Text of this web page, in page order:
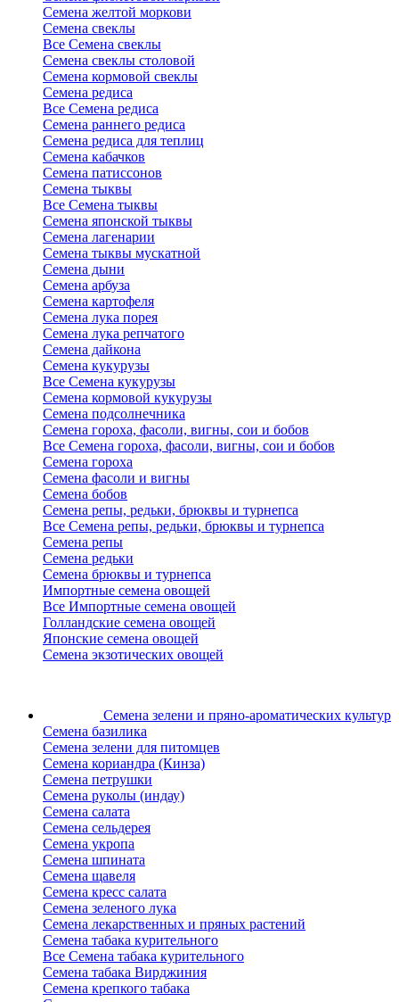
Семена желтой моркови
Семена свеклы
Все Семена свеклы
Семена свеклы столовой
Семена кормовой свеклы
Семена редиса
Все Семена редиса
Семена раннего редиса
Семена редиса для теплиц
Семена кабачков
Семена патиссонов
Семена тыквы
Все Семена тыквы
Семена японской тыквы
Семена лагенарии
Семена тыквы мускатной
Семена дыни
Семена арбуза
Семена картофеля
Семена лука порея
Семена лука репчатого
Семена дайкона
Семена кукурузы
Все Семена кукурузы
Семена кормовой кукурузы
Семена подсолнечника
Семена гороха, фасоли, вигны, сои и бобов
Все Семена гороха, фасоли, вигны, сои и бобов
Семена гороха
Семена фасоли и вигны
Семена бобов
Семена репы, редьки, брюквы и турнепса
Все Семена репы, редьки, брюквы и турнепса
Семена репы
Семена редьки
Семена брюквы и турнепса
Импортные семена овощей
Все Импортные семена овощей
Голландские семена овощей
Японские семена овощей
Семена экзотических овощей
Семена зелени и пряно-ароматических культур
Семена базилика
Семена зелени для питомцев
Семена кориандра (Кинза)
Семена петрушки
Семена руколы (индау)
Семена салата
Семена сельдерея
Семена укропа
Семена шпината
Семена щавеля
Семена кресс салата
Семена зеленого лука
Семена лекарственных и пряных растений
Семена табака курительного
Все Семена табака курительного
Семена табака Вирджиния
Семена крепкого табака